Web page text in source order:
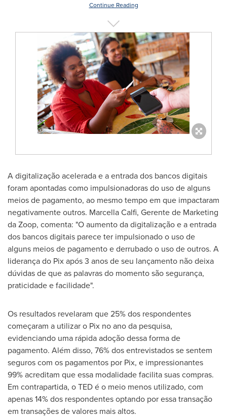
Continue Reading
A digitalização acelerada e a entrada dos bancos digitais
foram apontadas como impulsionadoras do uso de alguns
meios de pagamento, ao mesmo tempo em que impactaram
negativamente outros. Marcella Calfi, Gerente de Marketing
da Zoop, comenta: "O aumento da digitalização e a entrada
dos bancos digitais parece ter impulsionado o uso de
alguns meios de pagamento e derrubado o uso de outros. A
liderança do Pix após 3 anos de seu lançamento não deixa
dúvidas de que as palavras do momento são segurança,
praticidade e facilidade".
Os resultados revelaram que 25% dos respondentes
começaram a utilizar o Pix no ano da pesquisa,
evidenciando uma rápida adoção dessa forma de
pagamento. Além disso, 76% dos entrevistados se sentem
seguros com os pagamentos por Pix, e impressionantes
99% acreditam que essa modalidade facilita suas compras.
Em contrapartida, o TED é o meio menos utilizado, com
apenas 14% dos respondentes optando por essa transação
em transações de valores mais altos.